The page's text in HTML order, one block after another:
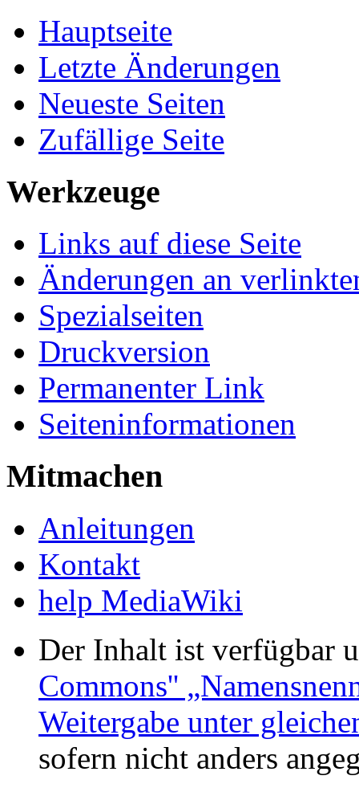
Hauptseite
Letzte Änderungen
Neueste Seiten
Zufällige Seite
Werkzeuge
Links auf diese Seite
Änderungen an
Spezialseiten
Druckversion
Permanenter Link
Seiteninformationen
Mitmachen
Anleitungen
Kontakt
help MediaWiki
Der Inhalt ist verfügbar
Commons''
Weitergabe unter
sofern nicht anders